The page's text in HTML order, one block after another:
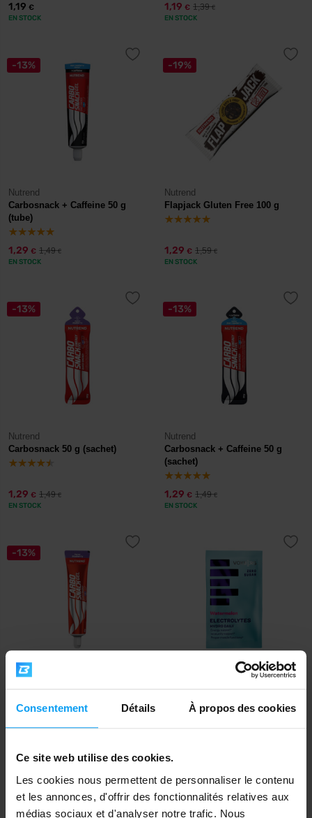
Consentement Détails À propos des cookies
Ce site web utilise des cookies.
Les cookies nous permettent de personnaliser le contenu
et les annonces, d'offrir des fonctionnalités relatives aux
médias sociaux et d'analyser notre trafic. Nous
1,19 €
EN STOCK
1,19 € 1,39€
EN STOCK
-13%
Nutrend
Carbosnack + Caffeine 50 g
(tube)
1,29 € 1,49€
EN STOCK
-19%
Nutrend
Flapjack Gluten Free 100 g
1,29 € 1,59€
EN STOCK
-13%
Nutrend
Carbosnack 50 g (sachet)
1,29 € 1,49€
EN STOCK
-13%
Nutrend
Carbosnack + Caffeine 50 g
(sachet)
1,29 € 1,49€
EN STOCK
-13%
Nutrend
Carbosnack 50 g (tube)
1,29 € 1,49€
Hydro Daily 10 g
1,39
-7%